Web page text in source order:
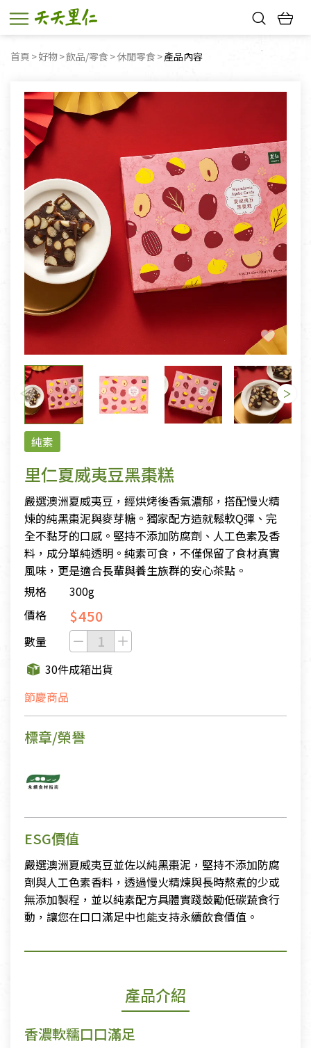
首頁 好物 飲品/零食 休閒零食 目前頁面：
產品內容
純素
里仁夏威夷豆黑棗糕
嚴選澳洲夏威夷豆，經烘烤後香氣濃郁，搭配慢火精
煉的純黑棗泥與麥芽糖。獨家配方造就鬆軟Q彈、完
全不黏牙的口感。堅持不添加防腐劑、人工色素及香
料，成分單純透明。純素可食，不僅保留了食材真實
風味，更是適合長輩與養生族群的安心茶點。
規格
300g
價格
$450
數量
30件成箱出貨
節慶商品
標章/榮譽
ESG價值
嚴選澳洲夏威夷豆並佐以純黑棗泥，堅持不添加防腐
劑與人工色素香料，透過慢火精煉與長時熬煮的少或
無添加製程，並以純素配方具體實踐鼓勵低碳蔬食行
動，讓您在口口滿足中也能支持永續飲食價值。
產品介紹
香濃軟糯口口滿足